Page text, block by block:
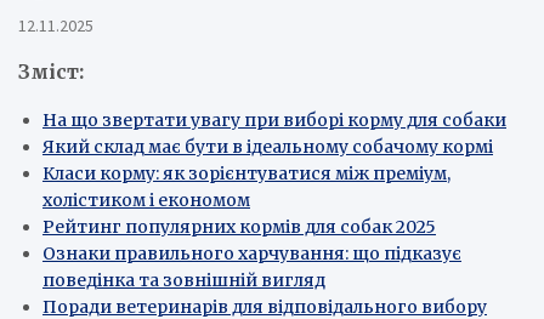
12.11.2025
Зміст:
На що звертати увагу при виборі корму для собаки
Який склад має бути в ідеальному собачому кормі
Класи корму: як зорієнтуватися між преміум,
холістиком і економом
Рейтинг популярних кормів для собак 2025
Ознаки правильного харчування: що підказує
поведінка та зовнішній вигляд
Поради ветеринарів для відповідального вибору